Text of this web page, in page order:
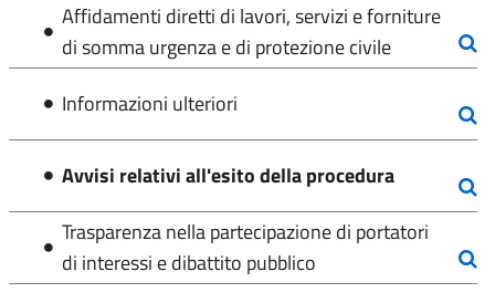
Affidamenti diretti di lavori, servizi e forniture
di somma urgenza e di protezione civile
Informazioni ulteriori
Avvisi relativi all'esito della procedura
Trasparenza nella partecipazione di portatori
di interessi e dibattito pubblico